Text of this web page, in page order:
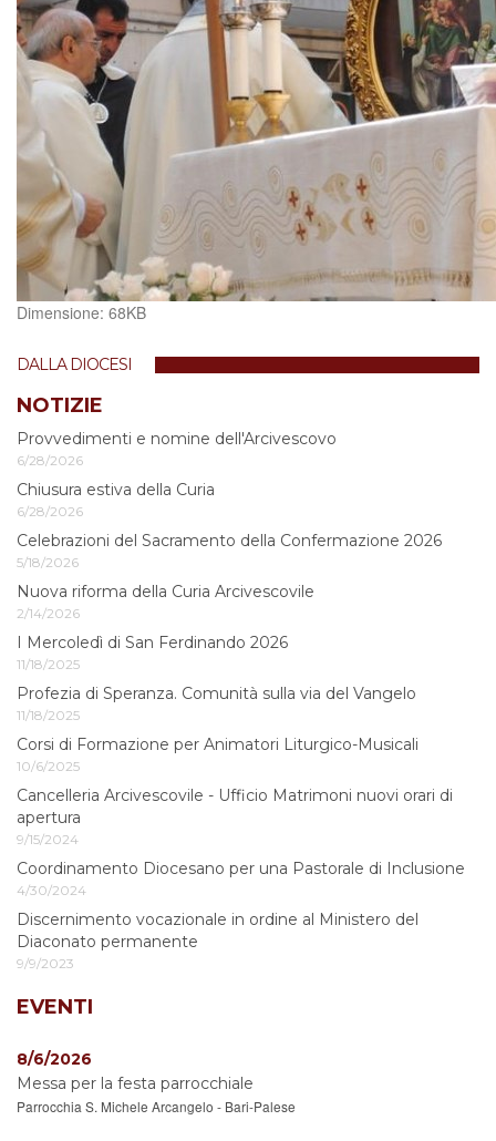
Clicca
vedere
alle
originali…
Dimensione: 68KB
DALLA DIOCESI
NOTIZIE
Provvedimenti e nomine dell'Arcivescovo
6/28/2026
Chiusura estiva della Curia
6/28/2026
Celebrazioni del Sacramento della Confermazione 2026
5/18/2026
Nuova riforma della Curia Arcivescovile
2/14/2026
I Mercoledì di San Ferdinando 2026
11/18/2025
Profezia di Speranza. Comunità sulla via del Vangelo
11/18/2025
Corsi di Formazione per Animatori Liturgico-Musicali
10/6/2025
Cancelleria Arcivescovile - Ufficio Matrimoni nuovi orari di
apertura
9/15/2024
Coordinamento Diocesano per una Pastorale di Inclusione
4/30/2024
Discernimento vocazionale in ordine al Ministero del
Diaconato permanente
9/9/2023
EVENTI
8/6/2026
Messa per la festa parrocchiale
Parrocchia S. Michele Arcangelo - Bari-Palese